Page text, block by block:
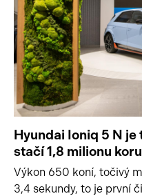
Hyundai Ioniq 5 N
stačí 1,8 milionu
Výkon 650 koní, točivý
3,4 sekundy, to je první